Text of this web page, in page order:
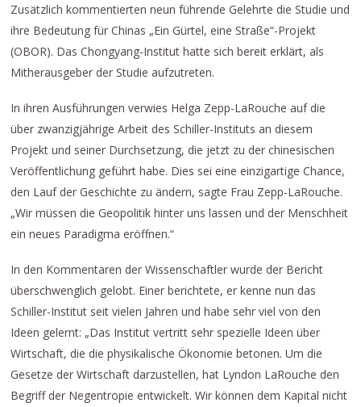
Zusätzlich kommentierten neun führende Gelehrte die Studie und
ihre Bedeutung für Chinas „Ein Gürtel, eine Straße“-Projekt
(OBOR). Das Chongyang-Institut hatte sich bereit erklärt, als
Mitherausgeber der Studie aufzutreten.
In ihren Ausführungen verwies Helga Zepp-LaRouche auf die
über zwanzigjährige Arbeit des Schiller-Instituts an diesem
Projekt und seiner Durchsetzung, die jetzt zu der chinesischen
Veröffentlichung geführt habe. Dies sei eine einzigartige Chance,
den Lauf der Geschichte zu ändern, sagte Frau Zepp-LaRouche.
„Wir müssen die Geopolitik hinter uns lassen und der Menschheit
ein neues Paradigma eröffnen.“
In den Kommentaren der Wissenschaftler wurde der Bericht
überschwenglich gelobt. Einer berichtete, er kenne nun das
Schiller-Institut seit vielen Jahren und habe sehr viel von den
Ideen gelernt: „Das Institut vertritt sehr spezielle Ideen über
Wirtschaft, die die physikalische Ökonomie betonen. Um die
Gesetze der Wirtschaft darzustellen, hat Lyndon LaRouche den
Begriff der Negentropie entwickelt. Wir können dem Kapital nicht